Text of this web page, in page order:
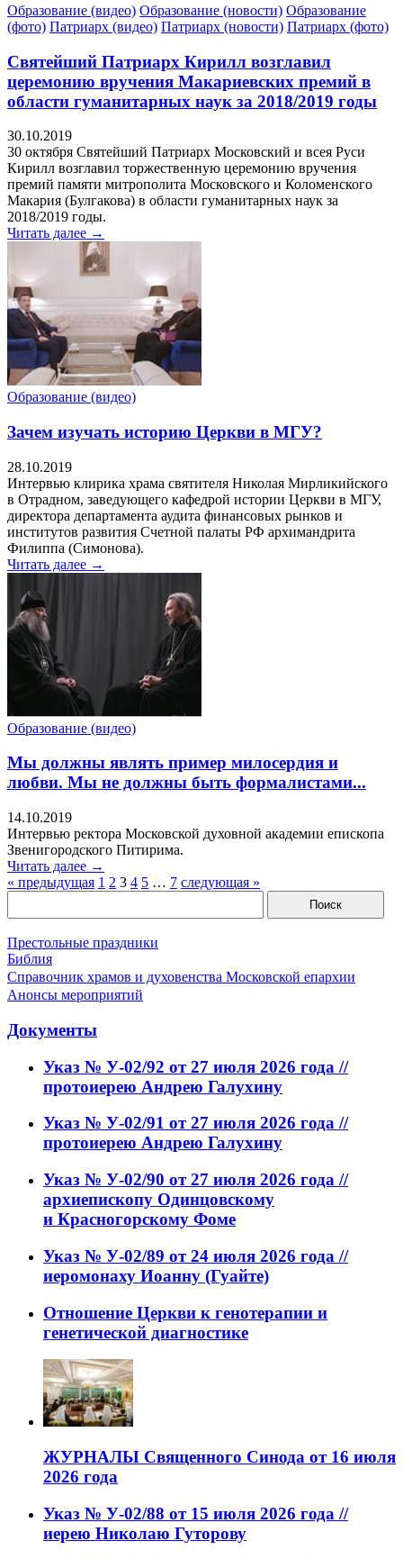
Образование (видео) Образование (новости) Образование
(фото) Патриарх (видео) Патриарх (новости) Патриарх (фото)
Святейший Патриарх Кирилл возглавил
церемонию вручения Макариевских премий в
области гуманитарных наук за 2018/2019 годы
30.10.2019
30 октября Святейший Патриарх Московский и всея Руси
Кирилл возглавил торжественную церемонию вручения
премий памяти митрополита Московского и Коломенского
Макария (Булгакова) в области гуманитарных наук за
2018/2019 годы.
Читать далее →
Образование (видео)
Зачем изучать историю Церкви в МГУ?
28.10.2019
Интервью клирика храма святителя Николая Мирликийского
в Отрадном, заведующего кафедрой истории Церкви в МГУ,
директора департамента аудита финансовых рынков и
институтов развития Счетной палаты РФ архимандрита
Филиппа (Симонова).
Читать далее →
Образование (видео)
Мы должны являть пример милосердия и
любви. Мы не должны быть формалистами...
14.10.2019
Интервью ректора Московской духовной академии епископа
Звенигородского Питирима.
Читать далее →
« предыдущая 1 2 3 4 5 … 7 следующая »
Престольные праздники
Библия
Справочник храмов и духовенства Московской епархии
Анонсы мероприятий
Документы
Указ № У-02/92 от 27 июля 2026 года //
протоиерею Андрею Галухину
Указ № У-02/91 от 27 июля 2026 года //
протоиерею Андрею Галухину
Указ № У-02/90 от 27 июля 2026 года //
архиепископу Одинцовскому
и Красногорскому Фоме
Указ № У-02/89 от 24 июля 2026 года //
иеромонаху Иоанну (Гуайте)
Отношение Церкви к генотерапии и
генетической диагностике
ЖУРНАЛЫ Священного Синода от 16 июля
2026 года
Указ № У-02/88 от 15 июля 2026 года //
иерею Николаю Гуторову